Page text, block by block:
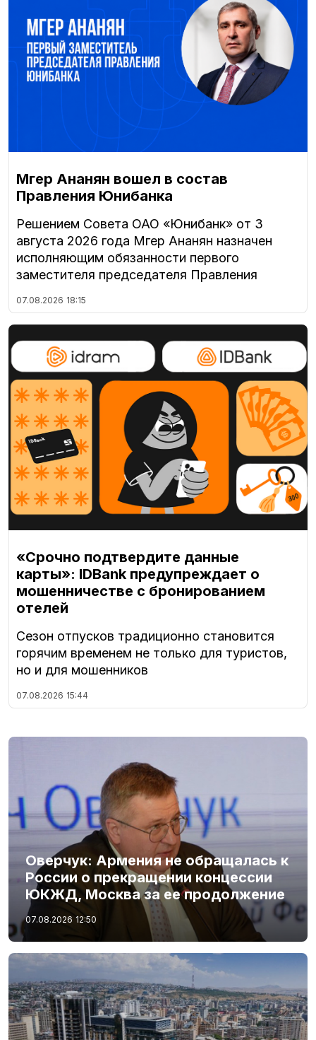
Мгер Ананян вошел в состав
Правления Юнибанка
Решением Совета ОАО «Юнибанк» от 3
августа 2026 года Мгер Ананян назначен
исполняющим обязанности первого
заместителя председателя Правления
07.08.2026 18:15
«Срочно подтвердите данные
карты»: IDBank предупреждает о
мошенничестве с бронированием
отелей
Сезон отпусков традиционно становится
горячим временем не только для туристов,
но и для мошенников
07.08.2026 15:44
Оверчук: Армения не обращалась к
России о прекращении концессии
ЮКЖД, Москва за ее продолжение
07.08.2026 12:50